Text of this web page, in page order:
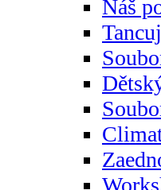
Náš